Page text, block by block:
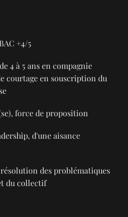
+4/5
4 à 5 ans en compagnie
courtage en souscription du
force de proposition
d'une aisance
des problématiques
du collectif